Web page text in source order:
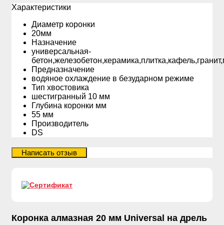
Xарактеристики
Диаметр коронки
20мм
Назначение
универсальная-
Предназначение
водяное охлаждение в безударном режиме
Тип хвостовика
шестигранный 10 мм
Глубина коронки мм
55 мм
Производитель
DS
Коронка алмазная 20 мм Universal на дрель